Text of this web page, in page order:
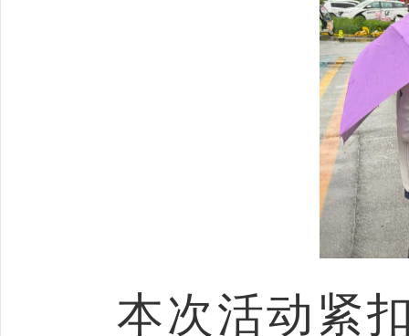
本次活动紧